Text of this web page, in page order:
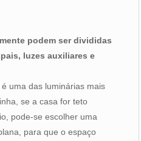
podem ser divididas
luzes auxiliares e
uma das luminárias mais
se a casa for teto
pode-se escolher uma
para que o espaço